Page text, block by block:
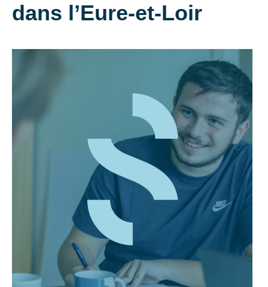
dans l’Eure-et-Loir